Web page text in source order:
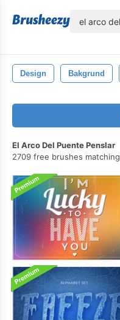
Design Bakgrund
El Arco Del Puente Penslar
2709 free brushes matching